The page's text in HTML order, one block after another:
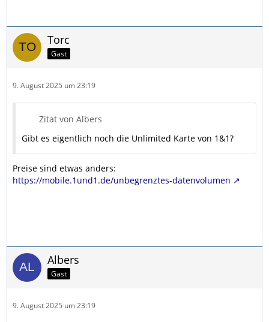
Torc
Gast
9. August 2025 um 23:19
Zitat von Albers
Gibt es eigentlich noch die Unlimited Karte von 1&1?
Preise sind etwas anders:
https://mobile.1und1.de/unbegrenztes-datenvolumen
Albers
Gast
9. August 2025 um 23:19